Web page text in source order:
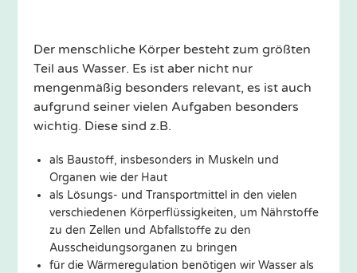
Der menschliche Körper besteht zum größten
Teil aus Wasser. Es ist aber nicht nur
mengenmäßig besonders relevant, es ist auch
aufgrund seiner vielen Aufgaben besonders
wichtig. Diese sind z.B.
als Baustoff, insbesonders in Muskeln und
Organen wie der Haut
als Lösungs- und Transportmittel in den vielen
verschiedenen Körperflüssigkeiten, um Nährstoffe
zu den Zellen und Abfallstoffe zu den
Ausscheidungsorganen zu bringen
für die Wärmeregulation benötigen wir Wasser als